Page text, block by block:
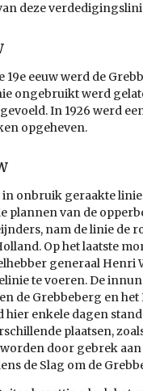
deze
19e eeuw werd de
ongebruikt werd
In 1926 werd
opgeheven.
in onbruik geraakte
plannen van de
nam de linie de
Op het laatste
generaal
te voeren. De
de Grebbeberg en het
hier enkele dagen
plaatsen,
door gebrek
de Slag om de